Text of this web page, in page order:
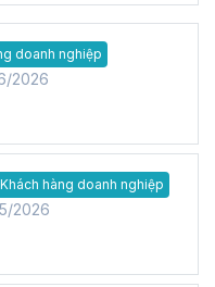
doanh nghiệp
2026
Khách hàng doanh nghiệp
2026